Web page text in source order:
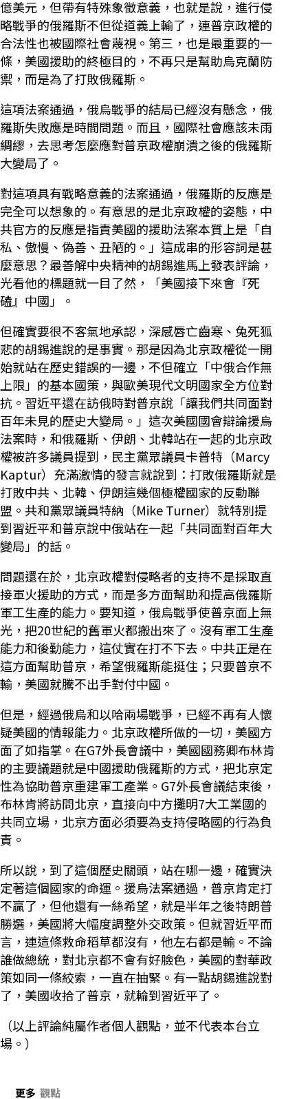
億美元，但帶有特殊象徵意義，也就是說，進行侵
略戰爭的俄羅斯不但從道義上輸了，連普京政權的
合法性也被國際社會蔑視。第三，也是最重要的一
條，美國援助的終極目的，不再只是幫助烏克蘭防
禦，而是為了打敗俄羅斯。
這項法案通過，俄烏戰爭的結局已經沒有懸念，俄
羅斯失敗應是時間問題。而且，國際社會應該未雨
綢繆，去思考怎麼應對普京政權崩潰之後的俄羅斯
大變局了。
對這項具有戰略意義的法案通過，俄羅斯的反應是
完全可以想象的。有意思的是北京政權的姿態，中
共官方的反應是指責美國的援助法案本質上是「自
私、傲慢、偽善、丑陋的。」這成串的形容詞是甚
麼意思？最善解中央精神的胡錫進馬上發表評論，
光看他的標題就一目了然，「美國接下來會『死
磕』中國」。
但確實要很不客氣地承認，深感唇亡齒寒、兔死狐
悲的胡錫進說的是事實。那是因為北京政權從一開
始就站在歷史錯誤的一邊，不但確立「中俄合作無
上限」的基本國策，與歐美現代文明國家全方位對
抗。習近平還在訪俄時對普京說「讓我們共同面對
百年未見的歷史大變局。」這次美國國會辯論援烏
法案時，和俄羅斯、伊朗、北韓站在一起的北京政
權被許多議員提到，民主黨眾議員卡普特（Marcy
Kaptur）充滿激情的發言就說到：打敗俄羅斯就是
打敗中共、北韓、伊朗這幾個極權國家的反動聯
盟。共和黨眾議員特納（Mike Turner）就特別提
到習近平和普京說中俄站在一起「共同面對百年大
變局」的話。
問題還在於，北京政權對侵略者的支持不是採取直
接軍火援助的方式，而是多方面幫助和提高俄羅斯
軍工生產的能力。要知道，俄烏戰爭使普京面上無
光，把20世紀的舊軍火都搬出來了。沒有軍工生產
能力和後勤能力，這仗實在打不下去。中共正是在
這方面幫助普京，希望俄羅斯能挺住；只要普京不
輸，美國就騰不出手對付中國。
但是，經過俄烏和以哈兩場戰爭，已經不再有人懷
疑美國的情報能力。北京政權所做的一切，美國方
面了如指掌。在G7外長會議中，美國國務卿布林肯
的主要議題就是中國援助俄羅斯的方式，把北京定
性為協助普京重建軍工產業。G7外長會議結束後，
布林肯將訪問北京，直接向中方攤明7大工業國的
共同立場，北京方面必須要為支持侵略國的行為負
責。
所以說，到了這個歷史關頭，站在哪一邊，確實決
定著這個國家的命運。援烏法案通過，普京肯定打
不贏了，但他還有一絲希望，就是半年之後特朗普
勝選，美國將大幅度調整外交政策。但就習近平而
言，連這條救命稻草都沒有，他左右都是輸。不論
誰做總統，對北京都不會有好臉色，美國的對華政
策如同一條絞索，一直在抽緊。有一點胡錫進說對
了，美國收拾了普京，就輪到習近平了。
（以上評論純屬作者個人觀點，並不代表本台立
場。）
更多 觀點